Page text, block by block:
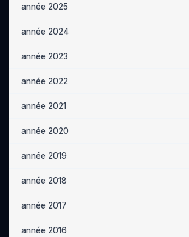
année 2025
année 2024
année 2023
année 2022
année 2021
année 2020
année 2019
année 2018
année 2017
année 2016